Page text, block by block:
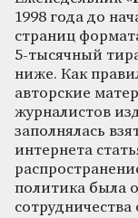
1998 года до
страниц
5-тысячный
ниже. Как
авторские
журналистов
заполнялась
интернета
политика была